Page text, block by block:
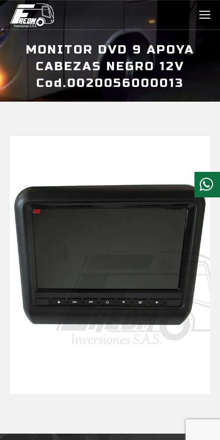
MONITOR DVD 9 APOYA
CABEZAS NEGRO 12V
Cod.0020056000013